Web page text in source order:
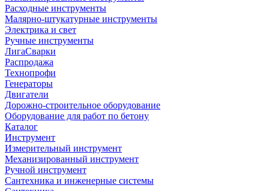
Расходные инструменты
Малярно-штукатурные инструменты
Электрика и свет
Ручные инструменты
ЛигаСварки
Распродажа
Технопрофи
Генераторы
Двигатели
Дорожно-строительное оборудование
Оборудование для работ по бетону
Каталог
Инструмент
Измерительный инструмент
Механизированный инструмент
Ручной инструмент
Сантехника и инженерные системы